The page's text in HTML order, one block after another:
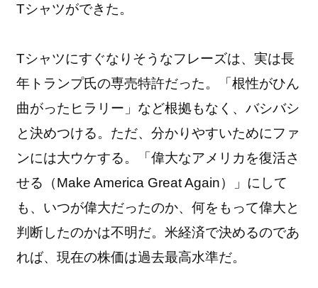
Tシャツができた。
Tシャツにすぐなりそうなフレーズは、実は長
年トランプ氏の専売特許だった。「根性がひん
曲がったヒラリー」など根拠もなく、バシバシ
と決めつける。ただ、分かりやすいためにファ
ンには大ウケする。「偉大なアメリカを復活さ
せる（Make America Great Again）」にして
も、いつが偉大だったのか、何をもって偉大と
判断したのかは不明だ。米経済で決めるのであ
れば、現在の株価は過去最高水準だ。